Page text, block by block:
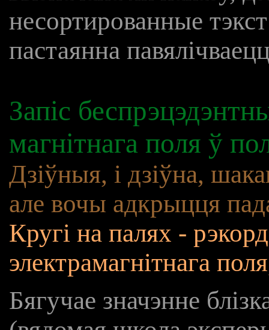
несортированные
пастаянна
Запіс
магнітнага поля ў
Дзіўныя, і дзіўна,
але вочы адкрыцця
Кругі на палях -
электрамагнітнага
Бягучае значэнне